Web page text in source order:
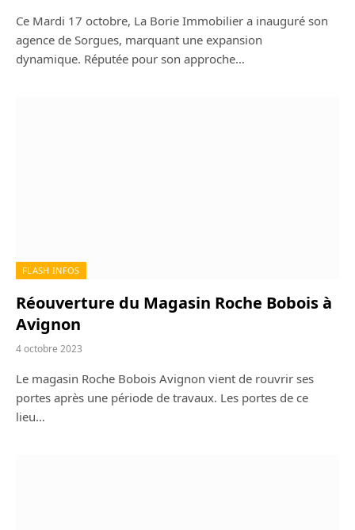
Ce Mardi 17 octobre, La Borie Immobilier a inauguré son
agence de Sorgues, marquant une expansion
dynamique. Réputée pour son approche…
FLASH INFOS
Réouverture du Magasin Roche Bobois à
Avignon
4 octobre 2023
Le magasin Roche Bobois Avignon vient de rouvrir ses
portes après une période de travaux. Les portes de ce
lieu…